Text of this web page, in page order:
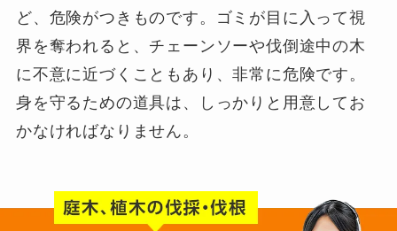
ど、危険がつきものです。ゴミが目に入って視
界を奪われると、チェーンソーや伐倒途中の木
に不意に近づくこともあり、非常に危険です。
身を守るための道具は、しっかりと用意してお
かなければなりません。